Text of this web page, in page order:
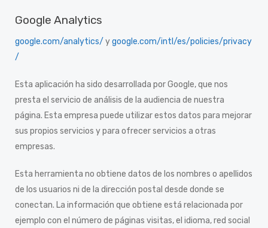
Google Analytics
google.com/analytics/ ygoogle.com/intl/es/policies/privacy
/
Esta aplicación ha sido desarrollada por Google, que nos
presta el servicio de análisis de la audiencia de nuestra
página. Esta empresa puede utilizar estos datos para mejorar
sus propios servicios y para ofrecer servicios a otras
empresas.
Esta herramienta no obtiene datos de los nombres o apellidos
de los usuarios ni de la dirección postal desde donde se
conectan. La información que obtiene está relacionada por
ejemplo con el número de páginas visitas, el idioma, red social